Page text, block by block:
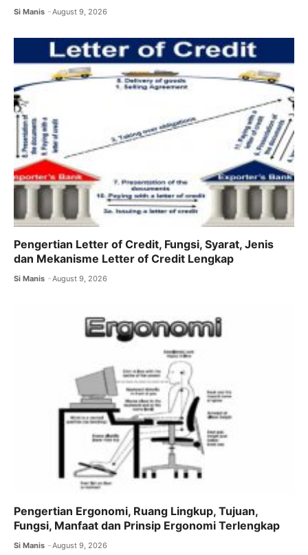
Si Manis August 9, 2026
Pengertian Letter of Credit, Fungsi, Syarat, Jenis
dan Mekanisme Letter of Credit Lengkap
Si Manis August 9, 2026
Pengertian Ergonomi, Ruang Lingkup, Tujuan,
Fungsi, Manfaat dan Prinsip Ergonomi Terlengkap
Si Manis August 9, 2026